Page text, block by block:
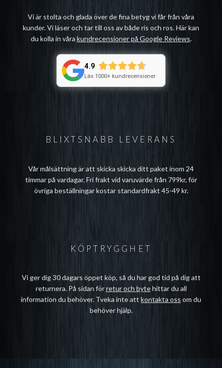
BLIXTSNABB LEVERANS
Vår målsättning är att skicka skicka ditt paket inom 24
timmar på vardagar. Fri frakt vid varuvärde från 799kr, för
övriga beställningar kostar standardfrakt 45-49 kr.
Vi är stolta och glada över de fina betyg vi får från våra
kunder. Vi läser och tar till oss av både ris och ros. Här kan
du kolla in våra kundrecensioner på Google Reviews.
4.9
Läs 1000+ kundrecensioner
KÖPTRYGGHET
Vi ger dig 30 dagars öppet köp, så du har god tid på dig att
returnera. På sidan förretur och bytehittar du all
information du behöver. Tveka inte att kontakta oss om du
behöver hjälp.